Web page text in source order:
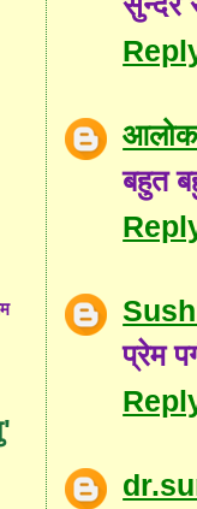
आलोक
बहुत
प्रेम